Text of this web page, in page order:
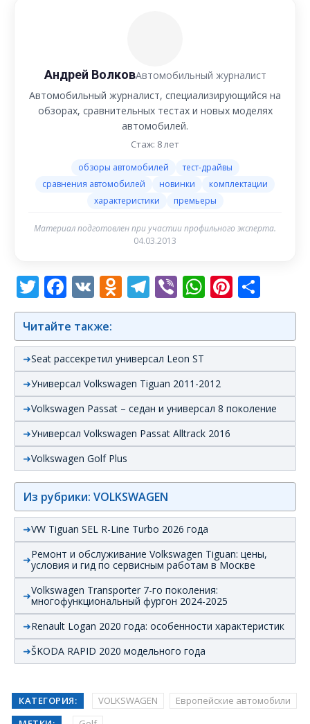
Андрей ВолковАвтомобильный журналист
Автомобильный журналист, специализирующийся на
обзорах, сравнительных тестах и новых моделях
автомобилей.
Стаж: 8 лет
обзоры автомобилей
тест-драйвы
сравнения автомобилей
новинки
комплектации
характеристики
премьеры
Материал подготовлен при участии профильного эксперта.
04.03.2013
Twitter
Facebook
VK Odnoklassniki
Telegram
Viber
Читайте также:
Seat рассекретил универсал Leon ST
Универсал Volkswagen Tiguan 2011-2012
Volkswagen Passat – седан и универсал 8 поколение
Универсал Volkswagen Passat Alltrack 2016
Volkswagen Golf Plus
Из рубрики: VOLKSWAGEN
VW Tiguan SEL R-Line Turbo 2026 года
Ремонт и обслуживание Volkswagen Tiguan: цены,
условия и гид по сервисным работам в Москве
Volkswagen Transporter 7-го поколения:
многофункциональный фургон 2024-2025
Renault Logan 2020 года: особенности характеристик
ŠKODA RAPID 2020 модельного года
КАТЕГОРИЯ: VOLKSWAGEN
Европейские автомобили